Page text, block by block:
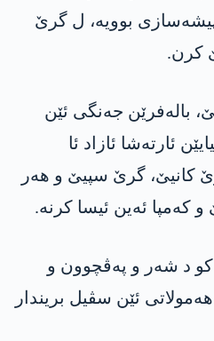
پیشه‌سازی بوویه‌، ل گرێ
كرن.
باله‌فرێن جه‌نگی ئێن
ئارته‌شا ئازاد ئا
كانیێ، گرێ سپیێ و هه‌ر
كه‌مپا ئه‌ین ئیسا كرنه‌.
د شه‌ر و په‌ڤچوون و
ئێن سڤیل بریندار